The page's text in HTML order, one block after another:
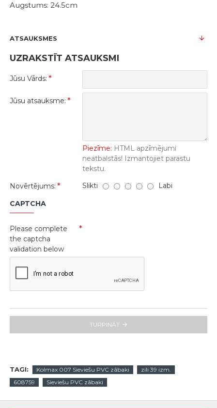
Augstums: 24.5cm
ATSAUKSMES
UZRAKSTĪT ATSAUKSMI
Jūsu Vārds:
Jūsu atsauksme:
Piezīme: HTML apzīmējumi
neatbalstās! Izmantojiet parastu
tekstu.
Novērtējums:
Slikti Labi
CAPTCHA
Please complete
the captcha
validation below
TURPINĀT
TAGI: Kolmax 007 Sieviešu PVC zābaki
zili 39 izm.
608759
Sieviešu PVC zābaki